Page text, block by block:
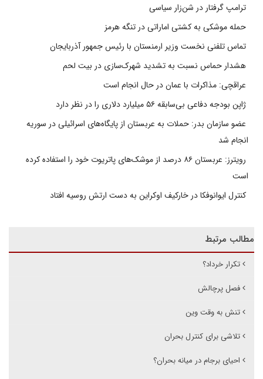
ترامپ گرفتار در شن‌زار سیاسی
حمله موشکی به کشتی اماراتی در تنگه هرمز
تماس تلفنی نخست وزیر ارمنستان با رئیس جمهور آذربایجان
هشدار حماس نسبت به تشدید شهرک‌سازی در بیت‌ لحم
عراقچی: مذاکرات با عمان در حال انجام است
ژاپن بودجه دفاعی بی‌سابقه ۵۶ میلیارد دلاری را در نظر دارد
عضو سازمان بدر: حملات به عربستان از پایگاه‌های اسرائیلی در سوریه
انجام شد
رویترز: عربستان ۸۶ درصد از موشک‌های پاتریوت خود را استفاده کرده
است
کنترل ایوانوفکا در خارکیف اوکراین به دست ارتش روسیه افتاد
مطالب مرتبط
تکرار خرداد؟
فصل پرچالش
تنش به وقت وین
تلاشی برای کنترل بحران
احیای برجام در میانه بحران؟